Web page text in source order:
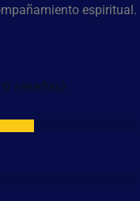
espiritual.
reseñas)